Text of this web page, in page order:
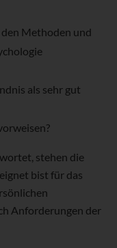
Methoden und
als sehr gut
stehen die
bist für das
Anforderungen der